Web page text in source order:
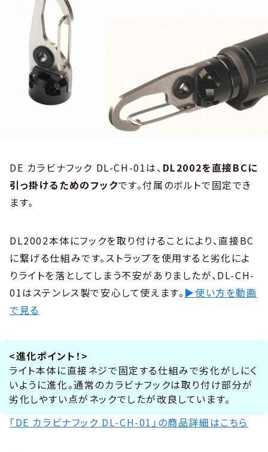
DE カラビナフック DL-CH-01は、 DL2002を直接BCに
引っ掛けるためのフックです。付属のボルトで固定でき
ます。
DL2002本体にフックを取り付けることにより、直接BC
に繋げる仕組みです。ストラップを使用すると劣化によ
りライトを落としてしまう不安がありましたが、DL-CH-
01はステンレス製で安心して使えます。 ▶使い方を動画
で見る
<進化ポイント！>
ライト本体に直接ネジで固定する仕組みで劣化がしにく
いように進化。通常のカラビナフックは取り付け部分が
劣化しやすい点がネックでしたが改良しています。
「DE カラビナフック DL-CH-01」の商品詳細はこちら